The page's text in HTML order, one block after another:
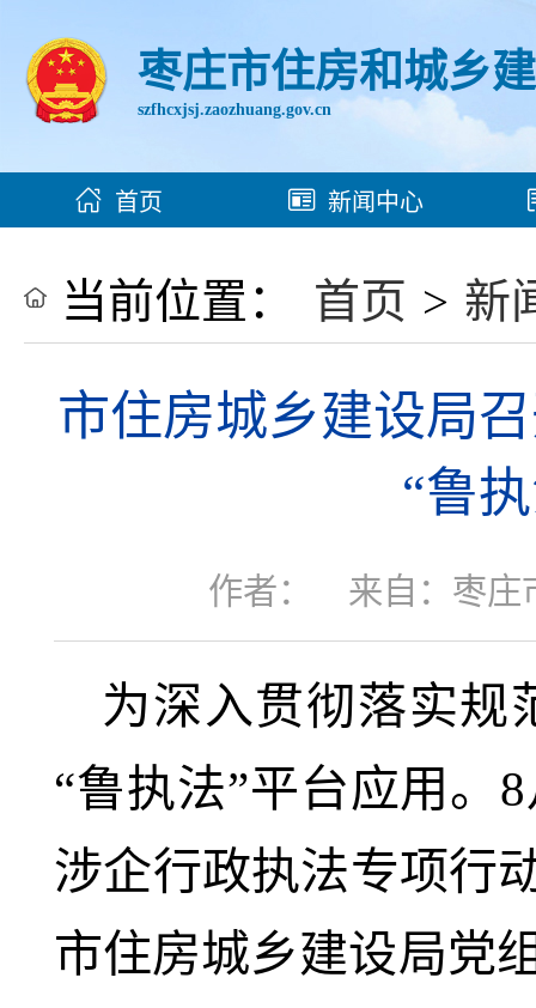
枣庄市住房和城乡
szfhcxjsj.zaozhuang.gov.cn
首页 新闻中心
当前位置： 首页 > 新
市住房城乡建设局
“鲁
作者： 来自：枣庄
为深入贯彻落实规
“鲁执法”平台应用。
涉企行政执法专项行
市住房城乡建设局党